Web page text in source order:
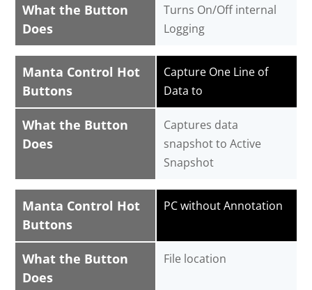
What the Button
Does
Turns On/Off internal
Logging
Manta Control Hot
Buttons
What the Button
Does
Capture One Line of
Data to
Captures data
snapshot to Active
Snapshot
Manta Control Hot
Buttons
What the Button
Does
PC without Annotation
File location